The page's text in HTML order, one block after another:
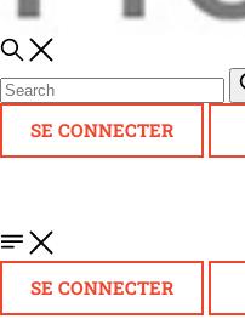
SE CONNECTER
SE CONNECTER